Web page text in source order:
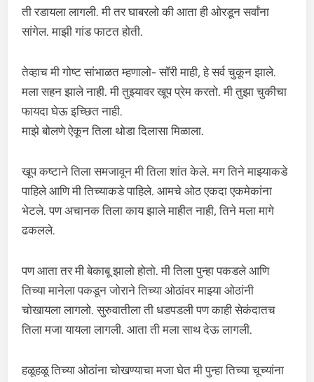
ती रडायला लागली. मी तर घाबरलो की आता ही ओरडून सर्वांना
सांगेल. माझी गांड फाटत होती.
तेव्हाच मी गोष्ट सांभाळत म्हणालो- सॉरी माही, हे सर्व चुकून झाले.
मला सहन झाले नाही. मी तुझ्यावर खूप प्रेम करतो. मी तुझा चुकीचा
फायदा घेऊ इच्छित नाही.
माझे बोलणे ऐकून तिला थोडा दिलासा मिळाला.
खूप कष्टाने तिला समजावून मी तिला शांत केले. मग तिने माझ्याकडे
पाहिले आणि मी तिच्याकडे पाहिले. आमचे ओठ एकदा एकमेकांना
भेटले. पण अचानक तिला काय झाले माहीत नाही, तिने मला मागे
ढकलले.
पण आता तर मी बेकाबू झालो होतो. मी तिला पुन्हा पकडले आणि
तिच्या मानेला पकडून जोराने तिच्या ओठांवर माझ्या ओठांनी
चोखायला लागलो. सुरुवातीला ती धडपडली पण काही सेकंदातच
तिला मजा यायला लागली. आता ती मला साथ देऊ लागली.
हळूहळू तिच्या ओठांना चोखण्याचा मजा घेत मी पुन्हा तिच्या चूच्यांना